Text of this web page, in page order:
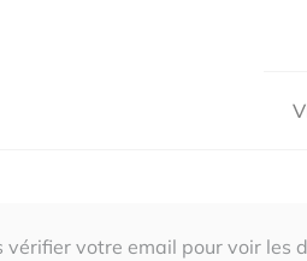
vérifier votre email pour voir les